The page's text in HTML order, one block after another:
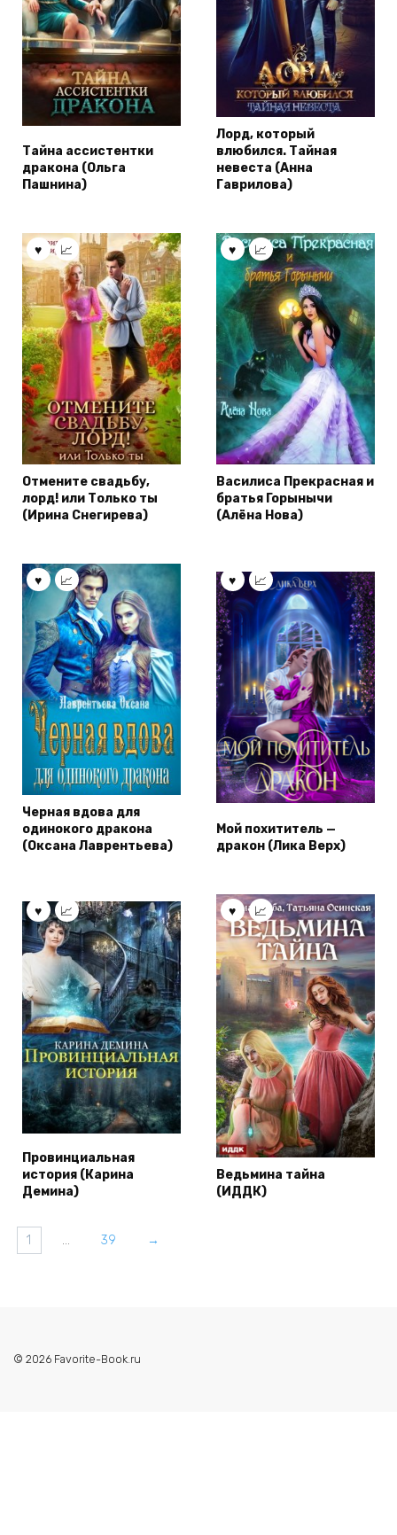
Тайна ассистентки
дракона (Ольга
Пашнина)
Лорд, который
влюбился. Тайная
невеста (Анна
Гаврилова)
Отмените свадьбу,
лорд! или Только ты
(Ирина Снегирева)
Василиса Прекрасная и
братья Горынычи
(Алёна Нова)
Черная вдова для
одинокого дракона
(Оксана Лаврентьева)
Мой похититель —
дракон (Лика Верх)
Провинциальная
история (Карина
Демина)
Ведьмина тайна
(ИДДК)
1 … 39 →
© 2026 Favorite-Book.ru